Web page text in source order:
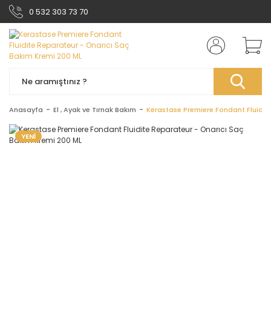
0 532 303 73 70
Anasayfa El , Ayak ve Tırnak Bakım Kerastase Premiere Fondant
YENİ